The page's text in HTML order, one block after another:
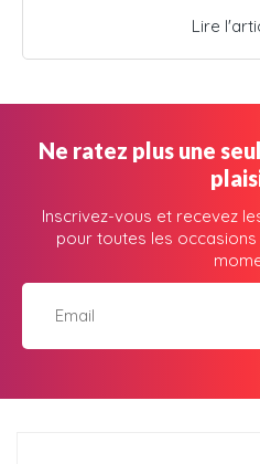
Lire
Ne ratez plus une
Inscrivez-vous et recevez
pour toutes les